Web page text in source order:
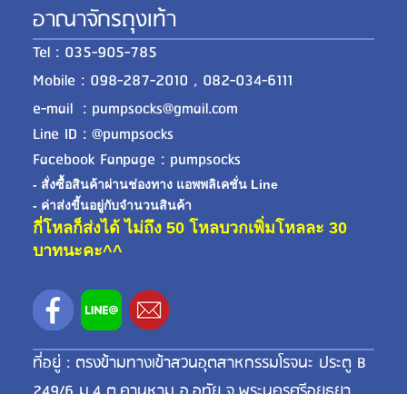
อาณาจักรถุงเท้า
Tel : 035-905-785
Mobile : 098-287-2010 , 082-034-6111
e-mail : pumpsocks@gmail.com
Line ID : @pumpsocks
Facebook Fanpage : pumpsocks
- สั่งซื้อสินค้าผ่านช่องทาง แอพพลิเคชั่น Line
- ค่าส่งขี้นอยู่กับจำนวนสินค้า
กี่โหลก็ส่งได้ ไม่ถึง 50 โหลบวกเพิ่มโหลละ 30
บาทนะคะ^^
ที่อยู่ : ตรงข้ามทางเข้าสวนอุตสาหกรรมโรจนะ ประตู B